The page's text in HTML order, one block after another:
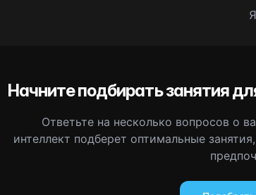
Начните подбирать занятия
Ответьте на несколько вопросов о
интеллект подберет оптимальные